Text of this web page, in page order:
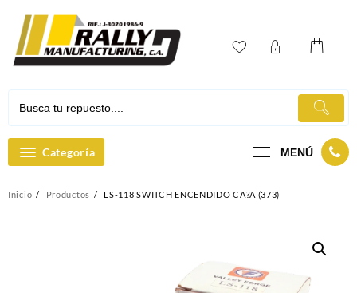
contenido
Categoría MENÚ
Inicio Productos LS-118 SWITCH ENCENDIDO CA?A (373)